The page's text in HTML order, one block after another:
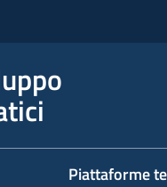
Piattaforme